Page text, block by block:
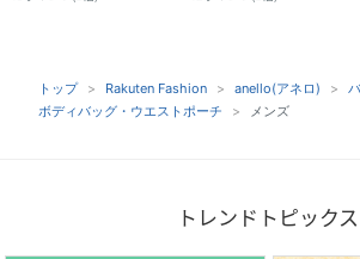
トップ Rakuten Fashion anello(アネロ)
ボディバッグ・ウエストポーチ
メンズ
トレンドトピックス